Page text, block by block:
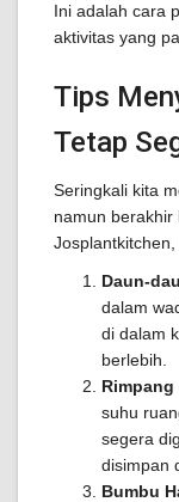
Ini adalah cara
aktivitas yang
Tips
Tetap
Seringkali kita
namun berakhir
Daun-
dalam
di dalam
berlebih.
suhu
segera
disimpan
Bumbu